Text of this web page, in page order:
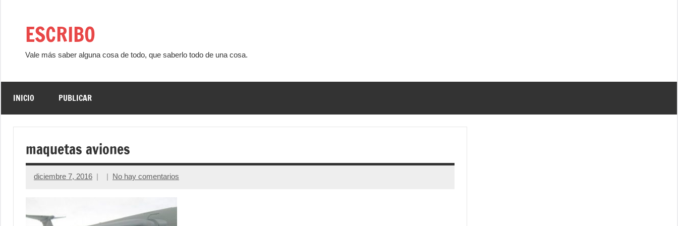
contenidoESCRIBO
Vale más saber alguna cosa de todo, que saberlo todo de una cosa.
INICIO PUBLICAR
maquetas aviones
diciembre 7, 2016 No hay comentarios